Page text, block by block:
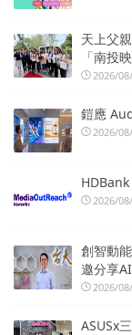
天上父
「南投
2026/
鎧應
2026/
2026/
創智動
邀分享
2026/
ASUSx